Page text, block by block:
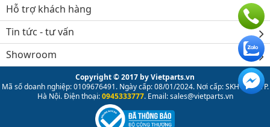
Hỗ trợ khách hàng
Tin tức - tư vấn
Showroom
Copyright © 2017 by Vietparts.vn
Mã số doanh nghiệp: 0109676491. Ngày cấp: 08/01/2024. Nơi cấp: SKH & ĐT TP.
Hà Nội. Điện thoại:0945333777. Email: sales@vietparts.vn